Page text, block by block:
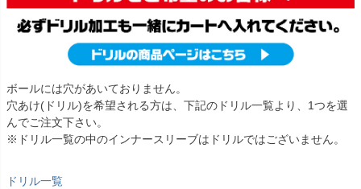
ボールには穴があいておりません。
穴あけ(ドリル)を希望される方は、下記のドリル一覧より、1つを選
んでご注文下さい。
※ドリル一覧の中のインナースリーブはドリルではございません。
ドリル一覧